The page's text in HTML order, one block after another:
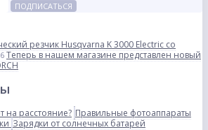
ПОДПИСАТЬСЯ
резчик Husqvarna K 3000 Electric со
Теперь в нашем магазине представлен новый
на расстояние? Правильные фотоаппараты
Зарядки от солнечных батарей